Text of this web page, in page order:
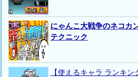
にゃんこ大戦争のネコカ
テクニック
【使えるキャラ ランキ